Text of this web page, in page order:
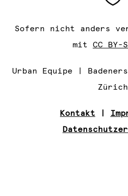
Sofern nicht anders
mit CC BY-
Urban Equipe |
Zürich
Kontakt